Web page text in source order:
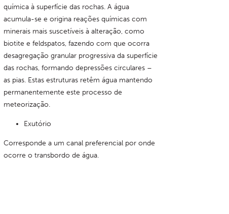
química à superfície das rochas. A água
acumula-se e origina reações químicas com
minerais mais suscetíveis à alteração, como
biotite e feldspatos, fazendo com que ocorra
desagregação granular progressiva da superfície
das rochas, formando depressões circulares –
as pias. Estas estruturas retêm água mantendo
permanentemente este processo de
meteorização.
Exutório
Corresponde a um canal preferencial por onde
ocorre o transbordo de água.